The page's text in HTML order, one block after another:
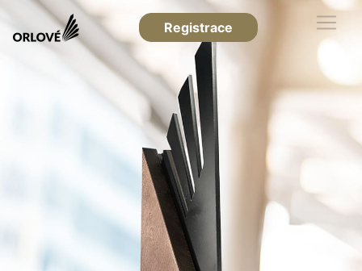
Registrace